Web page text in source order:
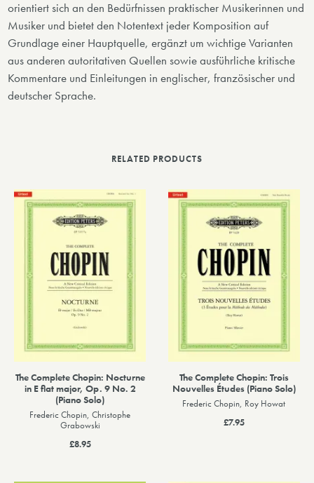
orientiert sich an den Bedürfnissen praktischer Musikerinnen und
Musiker und bietet den Notentext jeder Komposition auf
Grundlage einer Hauptquelle, ergänzt um wichtige Varianten
aus anderen autoritativen Quellen sowie ausführliche kritische
Kommentare und Einleitungen in englischer, französischer und
deutscher Sprache.
RELATED PRODUCTS
The Complete Chopin: Nocturne
in E flat major, Op. 9 No. 2
(Piano Solo)
Frederic Chopin, Christophe
Grabowski
£8.95
The Complete Chopin: Trois
Nouvelles Études (Piano Solo)
Frederic Chopin, Roy Howat
£7.95